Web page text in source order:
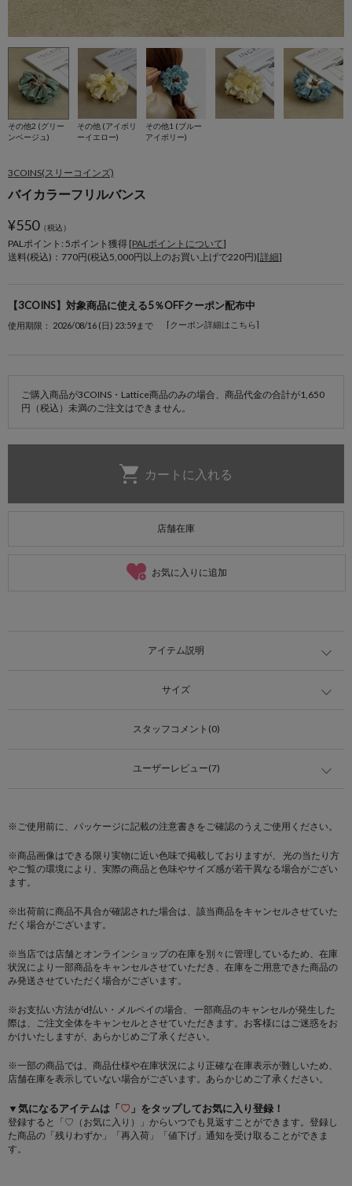
その他2 (グリー
ンベージュ)
その他 (アイボリ
ーイエロー)
その他1 (ブルー
アイボリー)
3COINS(スリーコインズ)
バイカラーフリルバンス
¥550（税込）
PALポイント: 5ポイント獲得 [PALポイントについて]
送料(税込)：770円(税込5,000円以上のお買い上げで220円)[詳細]
【3COINS】対象商品に使える5％OFFクーポン配布中
使用期限： 2026/08/16 (日) 23:59まで [クーポン詳細はこちら]
ご購入商品が3COINS・Lattice商品のみの場合、商品代金の合計が1,650
円（税込）未満のご注文はできません。
店舗在庫
お気に入りに追加
アイテム説明
サイズ
スタッフコメント(0)
ユーザーレビュー(7)
※ご使用前に、パッケージに記載の注意書きをご確認のうえご使用ください。
※商品画像はできる限り実物に近い色味で掲載しておりますが、 光の当たり方
やご覧の環境により、実際の商品と色味やサイズ感が若干異なる場合がござい
ます。
※出荷前に商品不具合が確認された場合は、該当商品をキャンセルさせていた
だく場合がございます。
※当店では店舗とオンラインショップの在庫を別々に管理しているため、在庫
状況により一部商品をキャンセルさせていただき、在庫をご用意できた商品の
み発送させていただく場合がございます。
※お支払い方法がd払い・メルペイの場合、 一部商品のキャンセルが発生した
際は、ご注文全体をキャンセルとさせていただきます。お客様にはご迷惑をお
かけいたしますが、あらかじめご了承ください。
※一部の商品では、商品仕様や在庫状況により正確な在庫表示が難しいため、
店舗在庫を表示していない場合がございます。あらかじめご了承ください。
▼気になるアイテムは「♡ 」をタップしてお気に入り登録！
登録すると「♡（お気に入り）」からいつでも見返すことができます。登録し
た商品の「残りわずか」「再入荷」「値下げ」通知を受け取ることができま
す。